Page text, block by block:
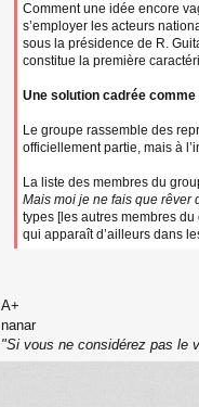
Comment une idée encore
s’employer les acteurs
sous la présidence de R.
constitue la première
Une solution cadrée
Le groupe rassemble des
officiellement partie, mais à
La liste des membres du
Mais moi je ne fais que rêver
types [les autres membres
qui apparaît d’ailleurs dans
A+
nanar
"Si vous ne considérez pas le